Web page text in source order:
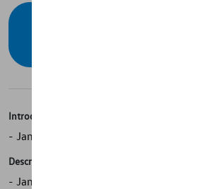
Introduction
- Jante hiver complète « Corvara »
Description
- Jante hiver complète Volkswagen